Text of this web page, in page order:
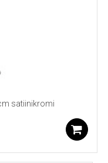
satiinikromi